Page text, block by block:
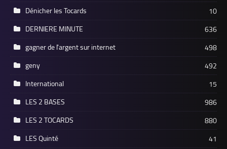
Dénicher les Tocards
10
DERNIERE MINUTE
636
gagner de l'argent sur internet
498
geny
492
International
15
LES 2 BASES
986
LES 2 TOCARDS
880
LES Quinté
41